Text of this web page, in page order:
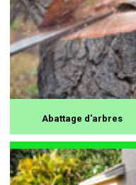
Abattage d'arbres